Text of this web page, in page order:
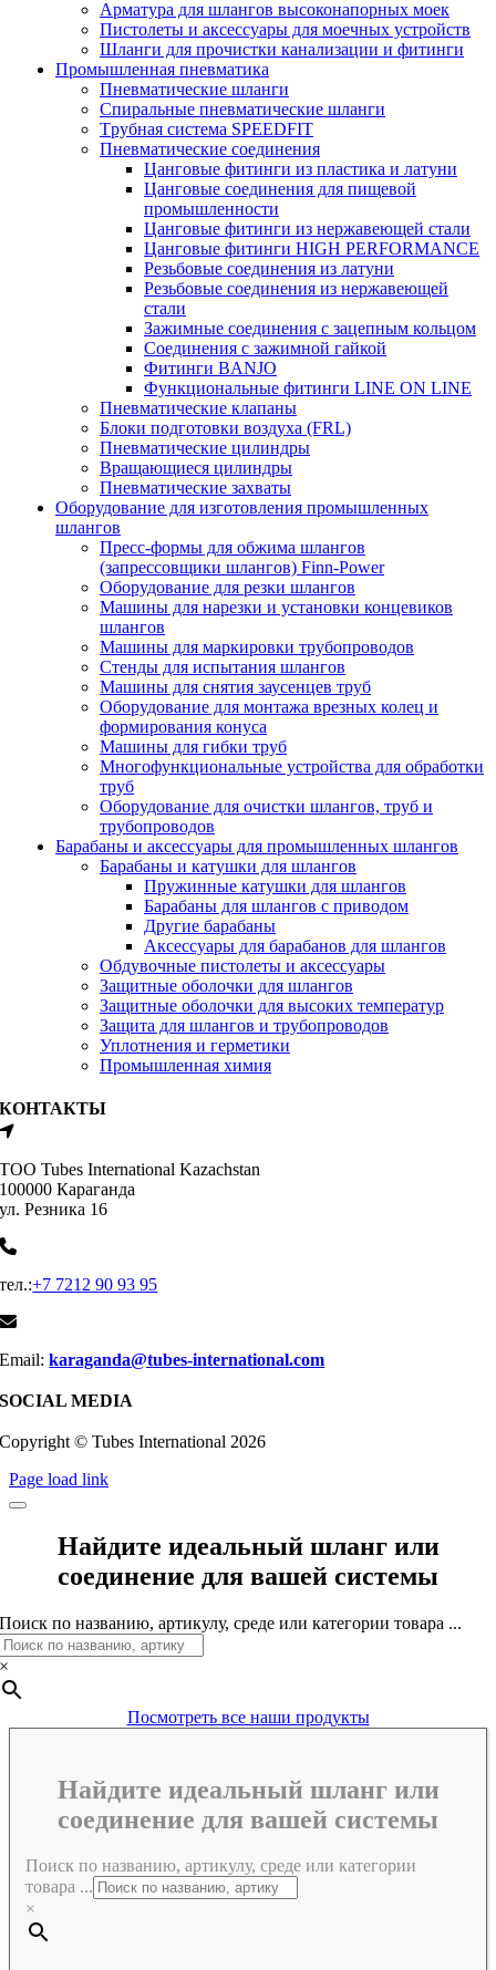
Арматура для шлангов высоконапорных моек
Пистолеты и аксессуары для моечных устройств
Шланги для прочистки канализации и фитинги
Промышленная пневматика
Пневматические шланги
Спиральные пневматические шланги
Tрубная система SPEEDFIT
Пневматические соединения
Цанговые фитинги из пластика и латуни
Цанговые соединения для пищевой
промышленности
Цанговые фитинги из нержавеющей стали
Цанговые фитинги HIGH PERFORMANCE
Резьбовые соединения из латуни
Резьбовые соединения из нержавеющей
стали
Зажимные соединения с зацепным кольцом
Соединения с зажимной гайкой
Фитинги BANJO
Функциональные фитинги LINE ON LINE
Пневматические клапаны
Блоки подготовки воздуха (FRL)
Пневматические цилиндры
Вращающиеся цилиндры
Пневматические захваты
Оборудование для изготовления промышленных
шлангов
Пресс-формы для обжима шлангов
(запрессовщики шлангов) Finn-Power
Оборудование для резки шлангов
Машины для нарезки и установки концевиков
шлангов
Машины для маркировки трубопроводов
Стенды для испытания шлангов
Машины для снятия заусенцев труб
Оборудование для монтажа врезных колец и
формирования конуса
Машины для гибки труб
Многофункциональные устройства для обработки
труб
Оборудование для очистки шлангов, труб и
трубопроводов
Барабаны и аксессуары для промышленных шлангов
Барабаны и катушки для шлангов
Пружинные катушки для шлангов
Барабаны для шлангов с приводом
Другие барабаны
Аксессуары для барабанов для шлангов
Обдувочные пистолеты и аксессуары
Защитные оболочки для шлангов
Защитные оболочки для высоких температур
Защита для шлангов и трубопроводов
Уплотнения и герметики
Промышленная химия
КОНТАКТЫ
ТОО Tubes International Kazachstan
100000 Караганда
ул. Резника 16
тел.:+7 7212 90 93 95
Email:karaganda@tubes-international.com
SOCIAL MEDIA
Copyright © Tubes International 2026
Page load link
Найдите идеальный шланг или
соединение для вашей системы
Поиск по названию, артикулу, среде или категории товара ...
×
Посмотреть все наши продукты
Найдите идеальный шланг или
соединение для вашей системы
Поиск по названию, артикулу, среде или категории
товара ...
×